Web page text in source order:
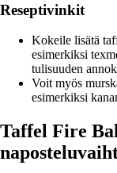
Reseptivinkit
Kokeile lisätä
esimerkiksi
tulisuuden
Voit myös
esimerkiksi
Taffel Fire